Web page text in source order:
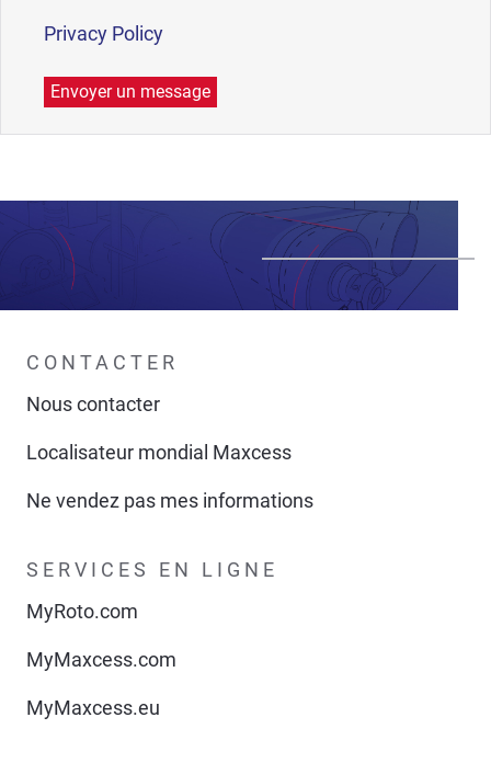
Privacy Policy
Envoyer un message
CONTACTER
Nous contacter
Localisateur mondial Maxcess
Ne vendez pas mes informations
SERVICES EN LIGNE
MyRoto.com
MyMaxcess.com
MyMaxcess.eu